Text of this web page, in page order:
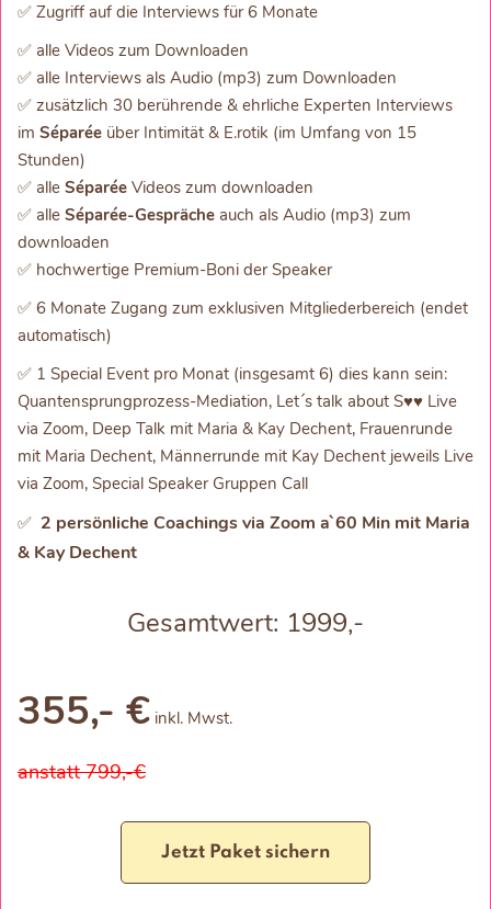
✅ Zugriff auf die Interviews für 6 Monate
✅ alle Videos zum Downloaden
✅ alle Interviews als Audio (mp3) zum Downloaden
✅ zusätzlich 30 berührende & ehrliche Experten Interviews
im Séparée über Intimität & E.rotik (im Umfang von 15
Stunden)
✅ alle Séparée Videos zum downloaden
✅ alle Séparée-Gespräche auch als Audio (mp3) zum
downloaden
✅ hochwertige Premium-Boni der Speaker
✅ 6 Monate Zugang zum exklusiven Mitgliederbereich (endet
automatisch)
✅ 1 Special Event pro Monat (insgesamt 6) dies kann sein:
Quantensprungprozess-Mediation, Let´s talk about S♥♥ Live
via Zoom, Deep Talk mit Maria & Kay Dechent, Frauenrunde
mit Maria Dechent, Männerrunde mit Kay Dechent jeweils Live
via Zoom, Special Speaker Gruppen Call
✅ 2 persönliche Coachings via Zoom a`60 Min mit Maria
& Kay Dechent
Gesamtwert: 1999,-
355,- € inkl. Mwst.
anstatt 799,-€
Jetzt Paket sichern